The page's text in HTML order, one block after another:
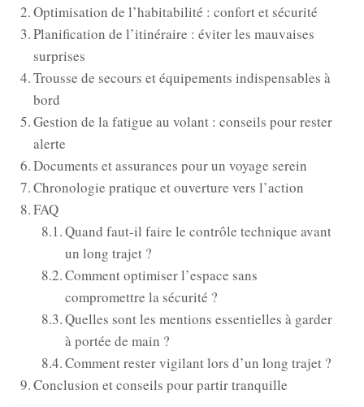
Optimisation de l’habitabilité : confort et sécurité
Planification de l’itinéraire : éviter les mauvaises
surprises
Trousse de secours et équipements indispensables à
bord
Gestion de la fatigue au volant : conseils pour rester
alerte
Documents et assurances pour un voyage serein
Chronologie pratique et ouverture vers l’action
FAQ
Quand faut-il faire le contrôle technique avant
un long trajet ?
Comment optimiser l’espace sans
compromettre la sécurité ?
Quelles sont les mentions essentielles à garder
à portée de main ?
Comment rester vigilant lors d’un long trajet ?
Conclusion et conseils pour partir tranquille